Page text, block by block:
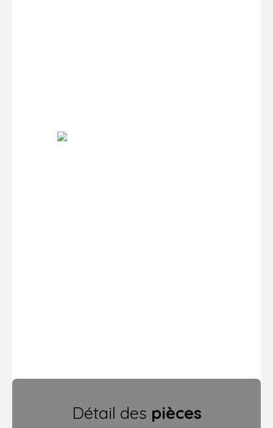
Détail des pièces